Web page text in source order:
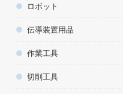
ロボット
伝導装置用品
作業工具
切削工具